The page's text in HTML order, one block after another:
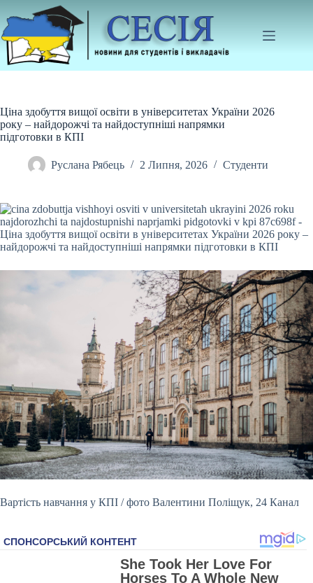
до
вмісту
Ціна здобуття вищої освіти в університетах України 2026
року – найдорожчі та найдоступніші напрямки
підготовки в КПІ
Руслана Рябець 2 Липня, 2026 Студенти
Вартість навчання у КПІ / фото Валентини Поліщук, 24 Канал